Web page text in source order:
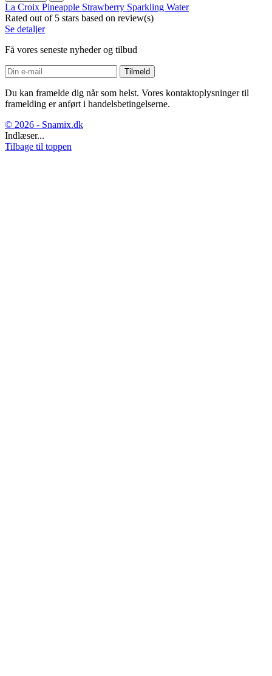
La Croix Pineapple Strawberry Sparkling Water
Rated out of 5 stars based on review(s)
Se detaljer
Få vores seneste nyheder og tilbud
Du kan framelde dig når som helst. Vores kontaktoplysninger til
framelding er anført i handelsbetingelserne.
© 2026 - Snamix.dk
Indlæser...
Tilbage til toppen